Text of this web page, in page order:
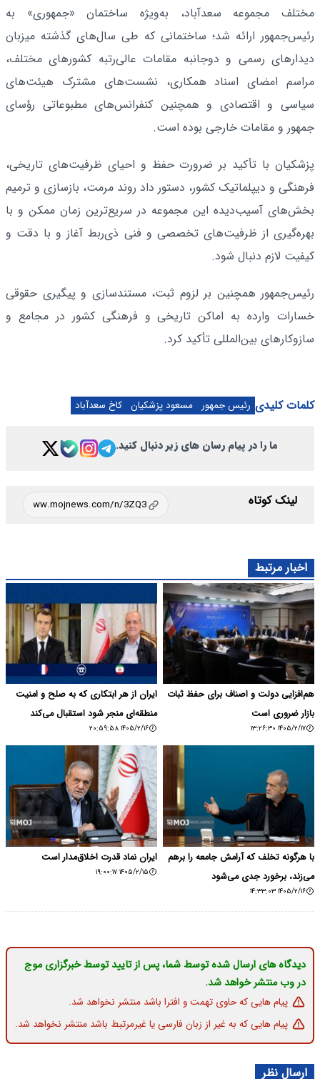
مختلف مجموعه سعدآباد، به‌ویژه ساختمان «جمهوری» به
رئیس‌جمهور ارائه شد؛ ساختمانی که طی سال‌های گذشته میزبان
دیدارهای رسمی و دوجانبه مقامات عالی‌رتبه کشورهای مختلف،
مراسم امضای اسناد همکاری، نشست‌های مشترک هیئت‌های
سیاسی و اقتصادی و همچنین کنفرانس‌های مطبوعاتی رؤسای
جمهور و مقامات خارجی بوده است.
پزشکیان با تأکید بر ضرورت حفظ و احیای ظرفیت‌های تاریخی،
فرهنگی و دیپلماتیک کشور، دستور داد روند مرمت، بازسازی و ترمیم
بخش‌های آسیب‌دیده این مجموعه در سریع‌ترین زمان ممکن و با
بهره‌گیری از ظرفیت‌های تخصصی و فنی ذی‌ربط آغاز و با دقت و
کیفیت لازم دنبال شود.
رئیس‌جمهور همچنین بر لزوم ثبت، مستندسازی و پیگیری حقوقی
خسارات وارده به اماکن تاریخی و فرهنگی کشور در مجامع و
سازوکارهای بین‌المللی تأکید کرد.
کلمات کلیدی رئیس جمهور مسعود پزشکیان کاخ سعدآباد
ما را در پیام رسان های زیر دنبال کنید.
لینک کوتاه
اخبار مرتبط
هم‌افزایی دولت و اصناف برای حفظ ثبات
بازار ضروری است
۱۴۰۵/۲/۱۷ ۱۳:۲۶:۳۰
ایران از هر ابتکاری که به صلح و امنیت
منطقه‌ای منجر شود استقبال می‌کند
۱۴۰۵/۲/۱۶ ۲۰:۵۹:۵۸
با هرگونه تخلف که آرامش جامعه را برهم
می‌زند، برخورد جدی می‌شود
۱۴۰۵/۲/۱۶ ۱۴:۳۳:۰۳
ایران نماد قدرت اخلاق‌مدار است
۱۴۰۵/۲/۱۵ ۱۹:۰۰:۱۷
دیدگاه های ارسال شده توسط شما، پس از تایید توسط خبرگزاری موج
در وب منتشر خواهد شد.
پیام هایی که حاوی تهمت و افترا باشد منتشر نخواهد شد.
پیام هایی که به غیر از زبان فارسی یا غیرمرتبط باشد منتشر نخواهد شد.
ارسال نظر